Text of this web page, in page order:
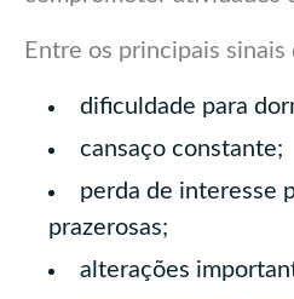
Entre os principais sinais
dificuldade para
cansaço constante;
perda de interesse
prazerosas;
alterações